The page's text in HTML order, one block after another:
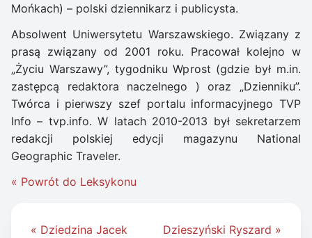
Mońkach) – polski dziennikarz i publicysta.
Absolwent Uniwersytetu Warszawskiego. Związany z
prasą związany od 2001 roku. Pracował kolejno w
„Życiu Warszawy”, tygodniku Wprost (gdzie był m.in.
zastępcą redaktora naczelnego ) oraz „Dzienniku”.
Twórca i pierwszy szef portalu informacyjnego TVP
Info – tvp.info. W latach 2010-2013 był sekretarzem
redakcji polskiej edycji magazynu National
Geographic Traveler.
« Powrót do Leksykonu
Nawigacja
« Dziedzina Jacek Dzieszyński Ryszard »